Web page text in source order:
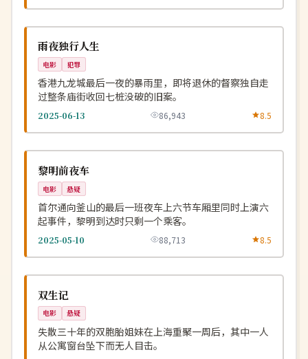
中国
雨夜独行人生
电影 犯罪
香港九龙城最后一夜的暴雨里，即将退休的督察独自走
过整条庙街收回七桩没破的旧案。
2025-06-13 86,943 8.5
韩国
黎明前夜车
电影 悬疑
首尔通向釜山的最后一班夜车上六节车厢里同时上演六
起事件，黎明到达时只剩一个乘客。
2025-05-10 88,713 8.5
中国
双生记
电影 悬疑
失散三十年的双胞胎姐妹在上海重聚一周后，其中一人
从公寓窗台坠下而无人目击。